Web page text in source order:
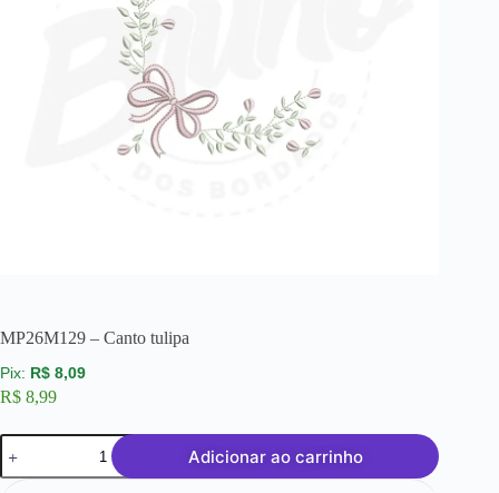
MP26M129 – Canto tulipa
R$ 8,09
R$ 8,99
Adicionar ao carrinho